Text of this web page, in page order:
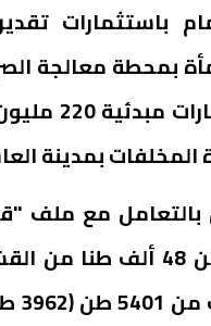
بمحطة معالجة
طاقة
المخلفات بمدينة
مع ملف
تجميع أكثر من 48